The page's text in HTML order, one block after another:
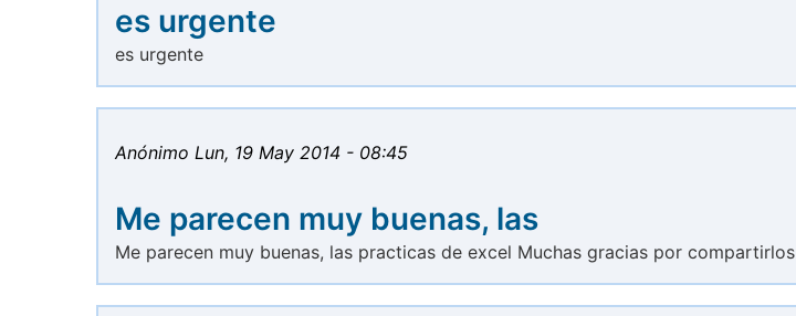
es urgente
es urgente
Anónimo Lun, 19 May 2014 - 08:45
Me parecen muy buenas, las
Me parecen muy buenas, las practicas de excel Muchas gracias por compartirlos